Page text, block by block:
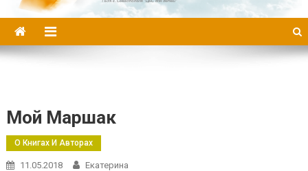
Мой Маршак
О Книгах И Авторах
11.05.2018 Екатерина